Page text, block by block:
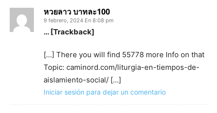
หวยลาว บาทละ100
9 febrero, 2024 En 8:08 pm
… [Trackback]
[…] There you will find 55778 more Info on that
Topic: caminord.com/liturgia-en-tiempos-de-
aislamiento-social/ […]
Iniciar sesión para dejar un comentario